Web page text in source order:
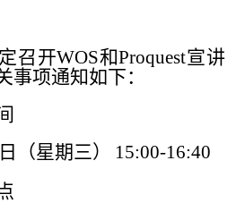
召开WOS和Proquest宣讲
事项通知如下：
日（星期三）
15:00-16:40